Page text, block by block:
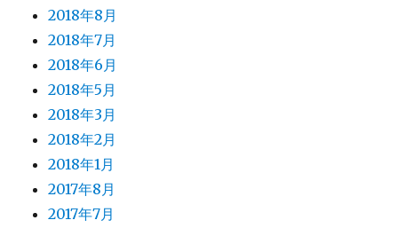
2018年8月
2018年7月
2018年6月
2018年5月
2018年3月
2018年2月
2018年1月
2017年8月
2017年7月